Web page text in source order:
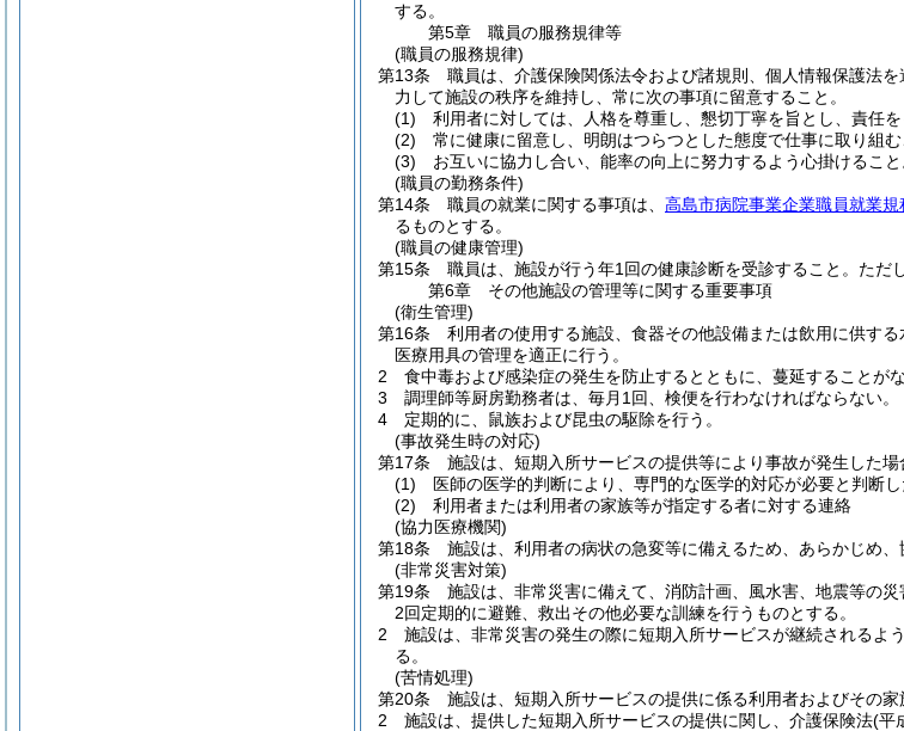
する。
第5章
職員の服務規律等
(職員の服務規律)
第13条
職員は、介護保険関係法令および諸規則、個人情報保護法
力して施設の秩序を維持し、常に次の事項に留意すること。
(1)
利用者に対しては、人格を尊重し、懇切丁寧を旨とし、責任を
(2)
常に健康に留意し、明朗はつらつとした態度で仕事に取り組む
(3)
お互いに協力し合い、能率の向上に努力するよう心掛けること
(職員の勤務条件)
第14条
職員の就業に関する事項は、 高島市病院事業企業職員就業規
るものとする。
(職員の健康管理)
第15条
職員は、施設が行う年1回の健康診断を受診すること。 ただ
第6章
その他施設の管理等に関する重要事項
(衛生管理)
第16条
利用者の使用する施設、食器その他設備または飲用に供す
医療用具の管理を適正に行う。
2
食中毒および感染症の発生を防止するとともに、蔓延することが
3
調理師等厨房勤務者は、毎月1回、検便を行わなければならない。
4
定期的に、鼠族および昆虫の駆除を行う。
(事故発生時の対応)
第17条
施設は、短期入所サービスの提供等により事故が発生した
(1)
医師の医学的判断により、専門的な医学的対応が必要と判断
(2)
利用者または利用者の家族等が指定する者に対する連絡
(協力医療機関)
第18条
施設は、利用者の病状の急変等に備えるため、あらかじめ
(非常災害対策)
第19条
施設は、非常災害に備えて、消防計画、風水害、地震等の
2回定期的に避難、救出その他必要な訓練を行うものとする。
2
施設は、非常災害の発生の際に短期入所サービスが継続されるよ
る。
(苦情処理)
第20条
施設は、短期入所サービスの提供に係る利用者およびその
2
施設は、提供した短期入所サービスの提供に関し、介護保険法(平